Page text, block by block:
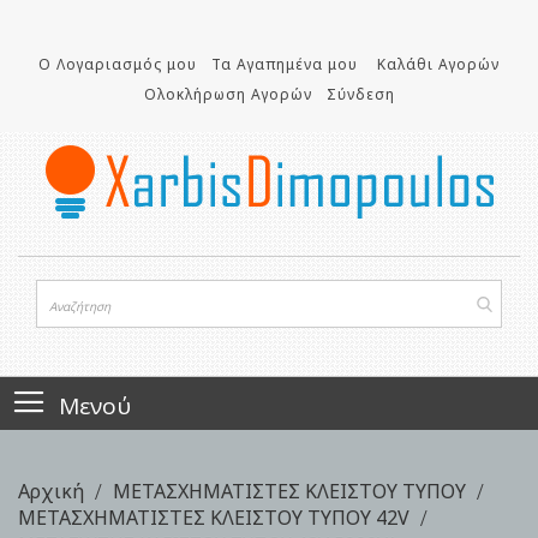
περιεχόμενο
Ο Λογαριασμός μου Τα Αγαπημένα μου
Καλάθι Αγορών
Ολοκλήρωση Αγορών
Σύνδεση
Μενού
Αρχική
ΜΕΤΑΣΧΗΜΑΤΙΣΤΕΣ ΚΛΕΙΣΤΟΥ ΤΥΠΟΥ
ΜΕΤΑΣΧΗΜΑΤΙΣΤΕΣ ΚΛΕΙΣΤΟΥ ΤΥΠΟΥ 42V